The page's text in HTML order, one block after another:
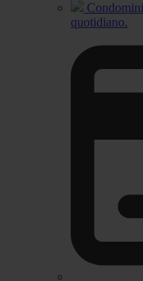
quotidiano.